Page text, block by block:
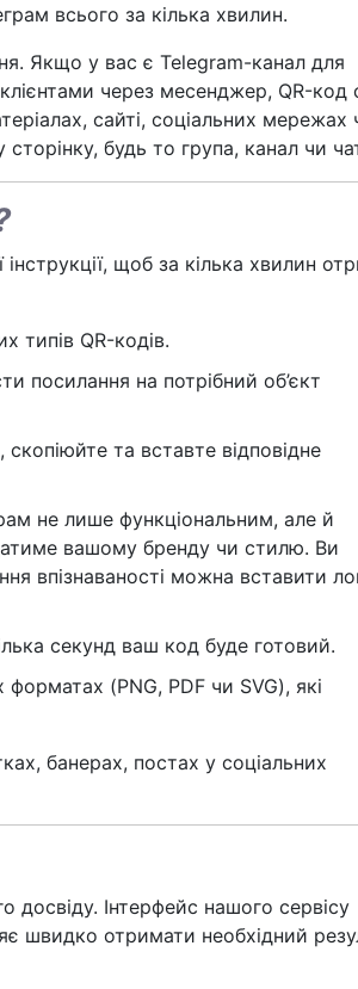
всього за кілька хвилин.
Якщо у вас є Telegram-канал для
через месенджер, QR-код
сайті, соціальних мережах
будь то група, канал чи
щоб за кілька хвилин
типів QR-кодів.
посилання на потрібний об’єкт
та вставте відповідне
не лише функціональним, але й
вашому бренду чи стилю. Ви
впізнаваності можна вставити
секунд ваш код буде готовий.
(PNG, PDF чи SVG), які
банерах, постах у соціальних
досвіду. Інтерфейс нашого сервісу
швидко отримати необхідний